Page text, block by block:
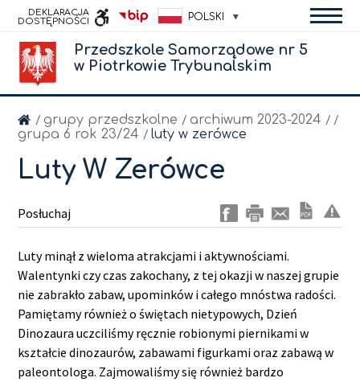
DEKLARACJA
DOSTĘPNOŚCI
INFORMACJI
PUBLICZNEJ
POLSKI
Przedszkole Samorządowe nr 5
w Piotrkowie Trybunalskim
/ grupy przedszkolne / archiwum 2023-2024 / /
grupa 6 rok 23/24 / luty w zerówce
Luty W Zerówce
Posłuchaj
Luty minął z wieloma atrakcjami i aktywnościami.
Walentynki czy czas zakochany, z tej okazji w naszej grupie
nie zabrakło zabaw, upominków i całego mnóstwa radości.
Pamiętamy również o świętach nietypowych, Dzień
Dinozaura uczciliśmy ręcznie robionymi piernikami w
kształcie dinozaurów, zabawami figurkami oraz zabawą w
paleontologa. Zajmowaliśmy się również bardzo